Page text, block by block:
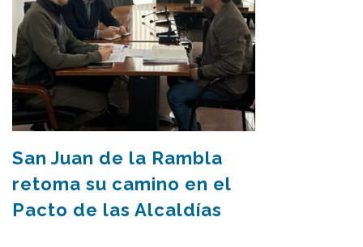
San Juan de la Rambla
retoma su camino en el
Pacto de las Alcaldías